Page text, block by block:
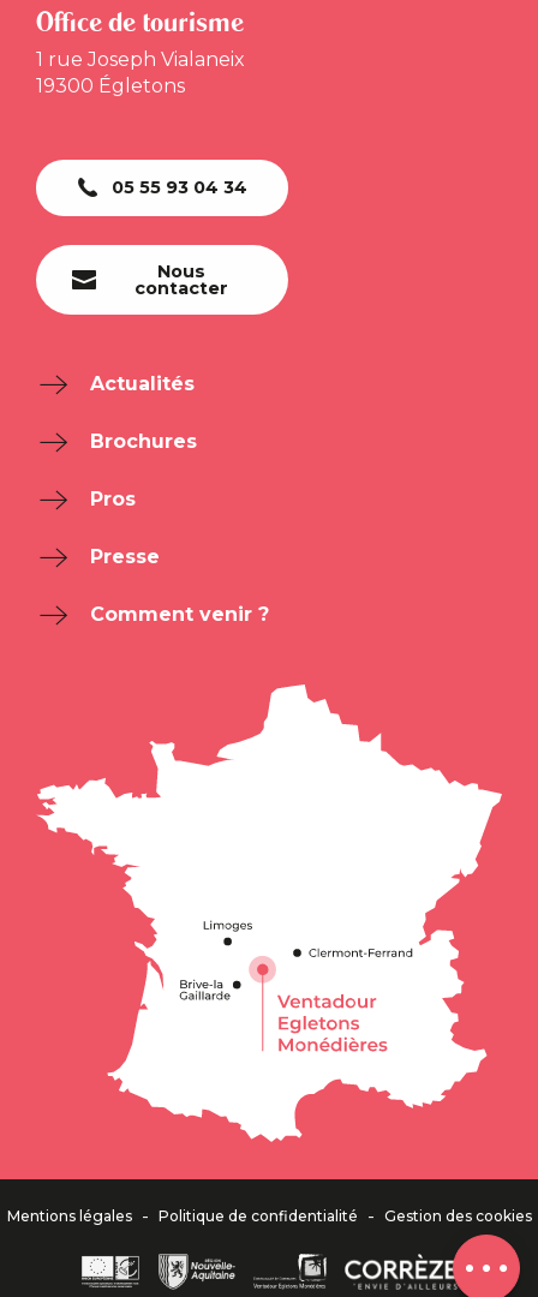
par email
Avis
Office de tourisme
1 rue Joseph Vialaneix
19300 Égletons
05 55 93 04 34
Nous
contacter
Actualités
Brochures
Pros
Presse
Comment venir ?
Mentions légales - Politique de confidentialité - Gestion des cookies